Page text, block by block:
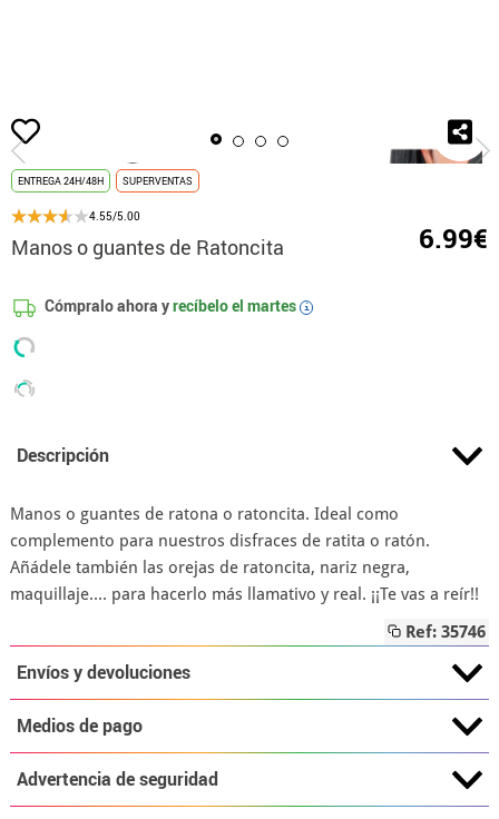
Inicio Manos o guantes
ENTREGA 24H/48H SUPERVENTAS
4.55/5.00
Manos o guantes de Ratoncita 6.99€
Cómpralo ahora yrecíbelo el martes i
Descripción
Manos o guantes de ratona o ratoncita. Ideal como
complemento para nuestros disfraces de ratita o ratón.
Añádele también las orejas de ratoncita, nariz negra,
maquillaje.... para hacerlo más llamativo y real. ¡¡Te vas a reír!!
Ref: 35746
Envíos y devoluciones
Medios de pago
Advertencia de seguridad